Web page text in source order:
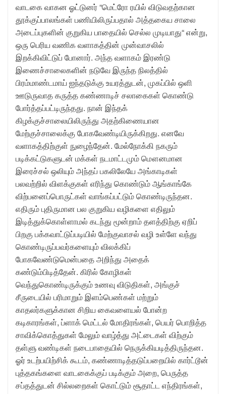
வாடகை வாகன ஓட்டுனர் “மெட்ரோ ரயில் விடுவதற்கான
தூக்குப்பாலங்கள் பணியிலிருப்பதால் அத்தகைய சாலை
அடைப்புகளின் குறுகிய பாதையில் செல்ல முடியாது“ என்று,
ஒரு பெரிய வணிக வளாகத்தின் முன்வாசலில்
இறக்கிவிட்டுப் போனார். அந்த வளாகம் இரண்டு
இணைச்சாலைகளின் நடுவே இருந்த நிலத்தில்
பிரம்மாண்டமாய் ஐந்தடுக்கு உயரத்துடன், முகப்பில் ஒளி
ஊடுருவாத கருத்த கண்ணாடிச் சலாகைகள் கொண்டு
போர்த்தப்பட்டிருந்தது. நான் இந்தக்
கிழக்குச்சாலையிலிருந்து அதற்கிணையான
மேற்குச்சாலைக்கு போகவேண்டியிருக்கிறது. எனவே
வளாகத்திற்குள் நுழைந்தேன். மேல்நோக்கி நகரும்
படிக்கட்டுகளுடன் மக்கள் நடமாட்டமும் மௌனமான
இரைச்சல் ஒலியும் அந்தப் பகலிலேயே அங்காடிகள்
பலவற்றில் விளக்குகள் எரிந்து கொண்டும் ஆங்காங்கே
விற்பனைப்பொருட்கள் வாங்கப்பட்டும் கொண்டிருந்தன.
எதிரும் புதிருமான பல குறுகிய வழிகளை எதிலும்
இடித்துக்கொள்ளாமல் கடந்து மூன்றாம் தளத்திற்கு ஏறிப்
பிறகு பக்கவாட்டுப்படியில் மேற்குவாசல் வழி உள்ளே வந்து
கொண்டிருப்பவர்களையும் விலக்கிப்
போகவேண்டுமென்பதை அறிந்து அதைக்
கண்டும்பிடித்தேன். கிரில் கோழிகள்
வெந்துகொண்டிருக்கும் உணவு விடுதிகள், அங்குச்
சீருடையில் பரிமாறும் இளம்பெண்கள் மற்றும்
காதலர்களுக்கான சிறிய கைவளையல் போன்ற
கடிகாரங்கள், ப்ளாக் மெட்டல் மோதிரங்கள், பெயர் பொறித்த
சாவிக்கொத்துகள் மேலும் வாழ்த்து அட்டைகள் விற்கும்
தள்ளு வண்டிகள் நடைபாதையில் நெருக்கியடித்திருந்தன.
ஓர் உடற்பயிற்சிக் கூடம், கண்ணாடித்தடுப்பறையில் கார்ட்டூன்
புத்தகங்களை வாடகைக்குப் படிக்கும் அறை, பெருத்த
சப்தத்துடன் சில்லறைகள் கொட்டும் சூதாட்ட எந்திரங்கள்,